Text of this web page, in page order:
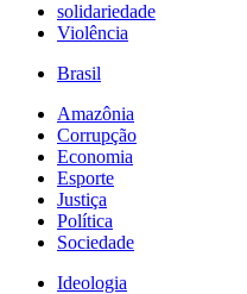
solidariedade
Violência
Brasil
Amazônia
Corrupção
Economia
Esporte
Justiça
Política
Sociedade
Ideologia